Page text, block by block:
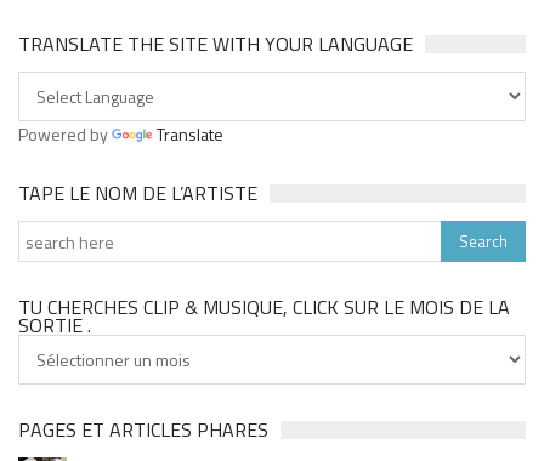
TRANSLATE THE SITE WITH YOUR LANGUAGE
Powered by Translate
TAPE LE NOM DE L’ARTISTE
TU CHERCHES CLIP & MUSIQUE, CLICK SUR LE MOIS DE LA
SORTIE .
cherches
&
musique,
PAGES ET ARTICLES PHARES